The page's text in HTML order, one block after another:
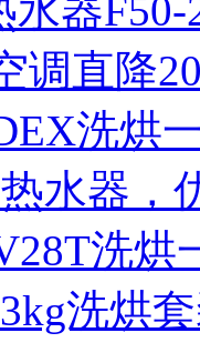
器F50-
调直降
洗烘
水器，
洗烘
洗烘